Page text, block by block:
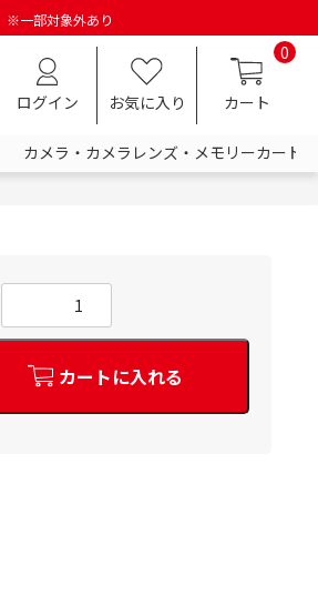
※一部対象外あり
ログイン お気に入り
0
カート
カメラ・カメラレンズ・メモリーカード
カートに入れる